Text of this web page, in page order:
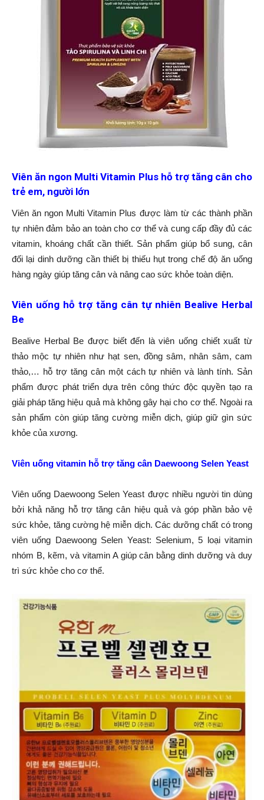
Viên ăn ngon Multi Vitamin Plus hỗ trợ tăng cân cho
trẻ em, người lớn
Viên ăn ngon Multi Vitamin Plus được làm từ các thành phần
tự nhiên đảm bảo an toàn cho cơ thể và cung cấp đầy đủ các
vitamin, khoáng chất cần thiết. Sản phẩm giúp bổ sung, cân
đối lại dinh dưỡng cần thiết bị thiếu hụt trong chế độ ăn uống
hàng ngày giúp tăng cân và nâng cao sức khỏe toàn diện.
Viên uống hỗ trợ tăng cân tự nhiên Bealive Herbal
Be
Bealive Herbal Be được biết đến là viên uống chiết xuất từ
thảo mộc tự nhiên như hạt sen, đồng sâm, nhân sâm, cam
thảo,… hỗ trợ tăng cân một cách tự nhiên và lành tính. Sản
phẩm được phát triển dựa trên công thức độc quyền tạo ra
giải pháp tăng hiệu quả mà không gây hại cho cơ thể. Ngoài ra
sản phẩm còn giúp tăng cường miễn dịch, giúp giữ gìn sức
khỏe của xương.
Viên uống vitamin hỗ trợ tăng cân Daewoong Selen Yeast
Viên uống Daewoong Selen Yeast được nhiều người tin dùng
bởi khả năng hỗ trợ tăng cân hiệu quả và góp phần bảo vệ
sức khỏe, tăng cường hệ miễn dịch. Các dưỡng chất có trong
viên uống Daewoong Selen Yeast: Selenium, 5 loại vitamin
nhóm B, kẽm, và vitamin A giúp cân bằng dinh dưỡng và duy
trì sức khỏe cho cơ thể.